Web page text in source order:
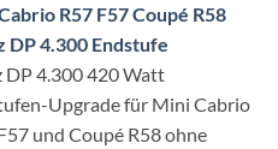
R57 F57 Coupé R58
DP 4.300 Endstufe
DP 4.300 420 Watt
Upgrade für Mini Cabrio
und Coupé R58 ohne